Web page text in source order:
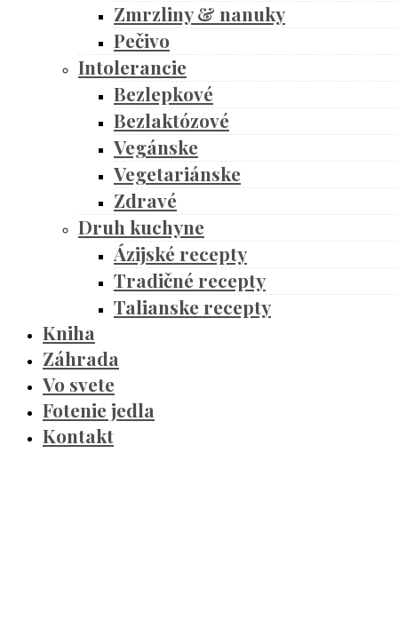
Zmrzliny & nanuky
Pečivo
Intolerancie
Bezlepkové
Bezlaktózové
Vegánske
Vegetariánske
Zdravé
Druh kuchyne
Ázijské recepty
Tradičné recepty
Talianske recepty
Kniha
Záhrada
Vo svete
Fotenie jedla
Kontakt